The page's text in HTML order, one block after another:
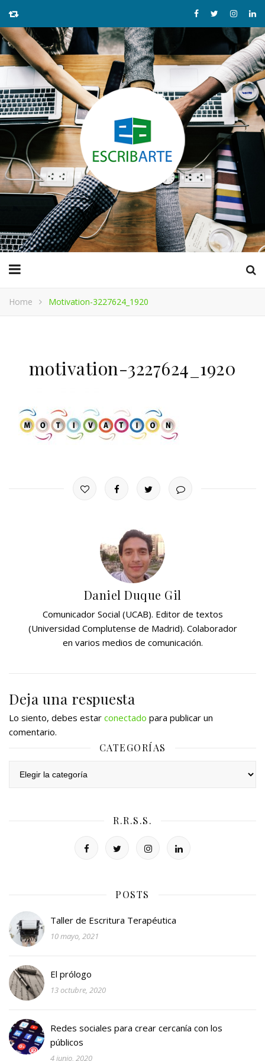
Home Motivation-3227624_1920
motivation-3227624_1920
Daniel Duque Gil
Comunicador Social (UCAB). Editor de textos
(Universidad Complutense de Madrid). Colaborador
en varios medios de comunicación.
Deja una respuesta
Lo siento, debes estar conectado para publicar un
comentario.
CATEGORÍAS
R.R.S.S.
POSTS
Taller de Escritura Terapéutica
10 mayo, 2021
El prólogo
13 octubre, 2020
Redes sociales para crear cercanía con los
públicos
4 junio, 2020